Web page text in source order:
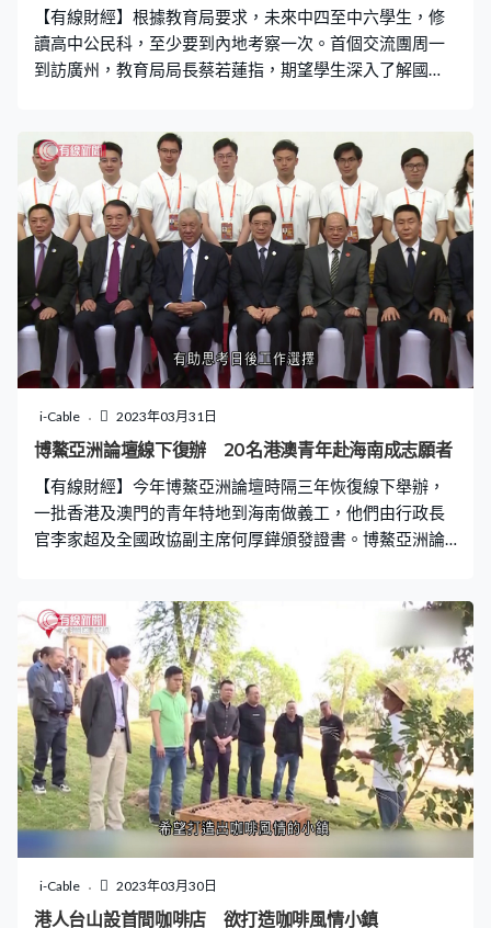
【有線財經】根據教育局要求，未來中四至中六學生，修
讀高中公民科，至少要到內地考察一次。首個交流團周一
到訪廣州，教育局局長蔡若蓮指，期望學生深入了解國
趨之若鶩。不過近日據內媒報道，深受年輕人追捧的視頻
平台嗶哩嗶哩，因給予創作者的獎勵大幅縮水，令他們無
法支撐下去。
i-Cable 2023年03月31日
博鰲亞洲論壇線下復辦 20名港澳青年赴海南成志願者
【有線財經】今年博鰲亞洲論壇時隔三年恢復線下舉辦，
一批香港及澳門的青年特地到海南做義工，他們由行政長
官李家超及全國政協副主席何厚鏵頒發證書。博鰲亞洲論
地考察。 在疫情放緩和政策帶動，2022至23年度，內地
出國留學申請人數大增63% 。而除了高等教育，愈來愈多
家庭希望在中學階段就讓子女出國，有內媒引用相關調查
指出，超過30%的高收入人士認為，應在高中階段送子女
出國讀書；逾23%的家長則認為，應該在大學讓孩子出
國；初中階段則佔近14%。
i-Cable 2023年03月30日
港人台山設首間咖啡店 欲打造咖啡風情小鎮